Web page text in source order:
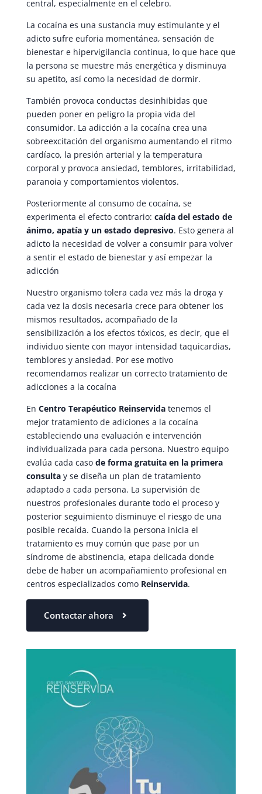
central, especialmente en el celebro.
La cocaína es una sustancia muy estimulante y el
adicto sufre euforia momentánea, sensación de
bienestar e hipervigilancia continua, lo que hace que
la persona se muestre más energética y disminuya
su apetito, así como la necesidad de dormir.
También provoca conductas desinhibidas que
pueden poner en peligro la propia vida del
consumidor. La adicción a la cocaína crea una
sobreexcitación del organismo aumentando el ritmo
cardíaco, la presión arterial y la temperatura
corporal y provoca ansiedad, temblores, irritabilidad,
paranoia y comportamientos violentos.
Posteriormente al consumo de cocaína, se
experimenta el efecto contrario: caída del estado de
ánimo, apatía y un estado depresivo. Esto genera al
adicto la necesidad de volver a consumir para volver
a sentir el estado de bienestar y así empezar la
adicción
Nuestro organismo tolera cada vez más la droga y
cada vez la dosis necesaria crece para obtener los
mismos resultados, acompañado de la
sensibilización a los efectos tóxicos, es decir, que el
individuo siente con mayor intensidad taquicardias,
temblores y ansiedad. Por ese motivo
recomendamos realizar un correcto tratamiento de
adicciones a la cocaína
En Centro Terapéutico Reinservidatenemos el
mejor tratamiento de adiciones a la cocaína
estableciendo una evaluación e intervención
individualizada para cada persona. Nuestro equipo
evalúa cada caso de forma gratuita en la primera
consultay se diseña un plan de tratamiento
adaptado a cada persona. La supervisión de
nuestros profesionales durante todo el proceso y
posterior seguimiento disminuye el riesgo de una
posible recaída. Cuando la persona inicia el
tratamiento es muy común que pase por un
síndrome de abstinencia, etapa delicada donde
debe de haber un acompañamiento profesional en
centros especializados como Reinservida.
Contactar ahora